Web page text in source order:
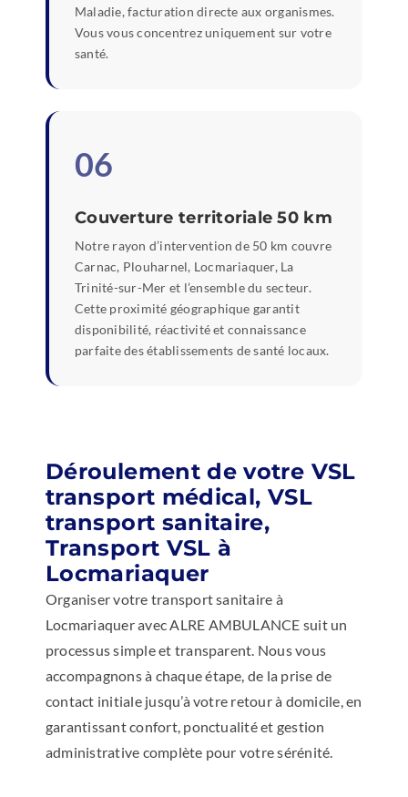
Maladie, facturation directe aux organismes.
Vous vous concentrez uniquement sur votre
santé.
06
Couverture territoriale 50 km
Notre rayon d’intervention de 50 km couvre
Carnac, Plouharnel, Locmariaquer, La
Trinité-sur-Mer et l’ensemble du secteur.
Cette proximité géographique garantit
disponibilité, réactivité et connaissance
parfaite des établissements de santé locaux.
Déroulement de votre VSL
transport médical, VSL
transport sanitaire,
Transport VSL à
Locmariaquer
Organiser votre transport sanitaire à
Locmariaquer avec ALRE AMBULANCE suit un
processus simple et transparent. Nous vous
accompagnons à chaque étape, de la prise de
contact initiale jusqu’à votre retour à domicile, en
garantissant confort, ponctualité et gestion
administrative complète pour votre sérénité.